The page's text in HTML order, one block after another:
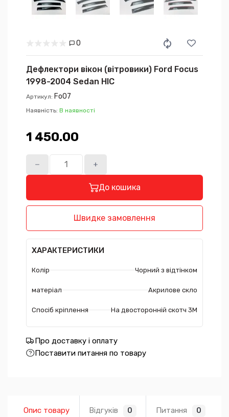
0
Дефлектори вікон (вітровики) Ford Focus
1998-2004 Sedan HIC
Артикул: Fo07
Наявність: В наявності
1 450.00₴
До кошика
Швидке замовлення
ХАРАКТЕРИСТИКИ
Колір Чорний з відтінком
матеріал Акрилове скло
Спосіб кріплення На двосторонній скотч 3М
Про доставку і оплату
Поставити питання по товару
Опис товару Відгуків 0 Питання 0